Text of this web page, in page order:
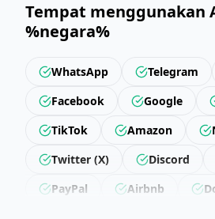
Tempat menggunakan
%negara%
WhatsApp Telegram
Facebook
Google
TikTok
Amazon
Twitter (X)
Discord
PayPal
Airbnb